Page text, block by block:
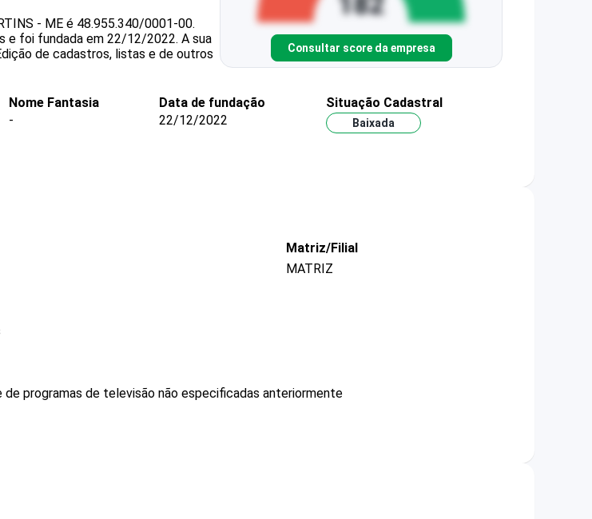
- ME é 48.955.340/0001-00.
e foi fundada em 22/12/2022. A sua
de cadastros, listas e de outros
Consultar score da empresa
Nome Fantasia
-
Data de fundação
22/12/2022
Situação Cadastral
Baixada
Matriz/Filial
MATRIZ
programas de televisão não especificadas anteriormente